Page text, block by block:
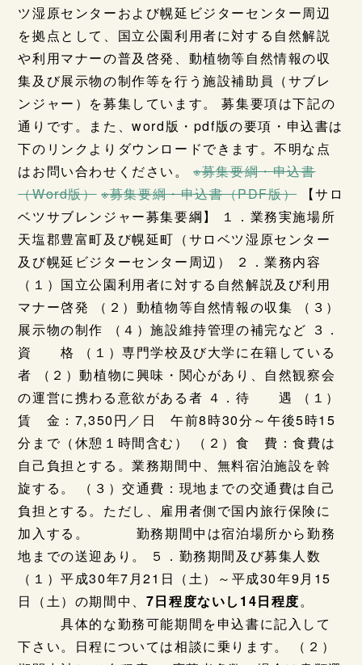
ツ湿原センターおよび幌延ビジターセンター周辺
を拠点として、国立公園利用者に対する自然解説
や利用マナーの普及啓発、動植物等自然情報の収
集及び展示物の制作等を行う施設補助員（サブレ
ンジャー）を募集しています。 募集要項は下記の
通りです。また、word版・pdf版の要項・申込書は
下のリンクよりダウンロードできます。不明な点
はお問い合わせください。※募集要綱・申込書
（Word版） ※募集要綱・申込書（PDF版）【サロ
ベツサブレンジャー募集要綱】 １．業務実施場所
天塩郡豊富町及び幌延町（サロベツ湿原センター
及び幌延ビジターセンター周辺） ２．業務内容
（１）国立公園利用者に対する自然解説及び利用
マナー啓発 （２）動植物等自然情報の収集 （３）
展示物の制作 （４）施設維持管理の補完など ３．
資 格 （１）専門学校及び大学に在籍している
者 （２）動植物に興味・関心があり、自然観察会
の運営に携わる意欲がある者 ４．待 遇 （１）
賃 金：7,350円／日 午前8時30分～午後5時15
分まで（休憩１時間含む） （２）食 費：食費は
自己負担とする。業務期間中、無料宿泊施設を斡
旋する。 （３）交通費：現地までの交通費は自己
負担とする。ただし、雇用者側で国内旅行保険に
加入する。 勤務期間中は宿泊場所から勤務
地までの送迎あり。 ５．勤務期間及び募集人数
（１）平成30年7月21日（土）～平成30年9月15
日（土）の期間中、 7日程度ないし14日程度。
具体的な勤務可能期間を申込書に記入して
下さい。日程については相談に乗ります。 （２）